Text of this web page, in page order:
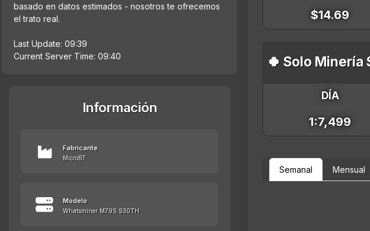
basado en datos estimados - nosotros te ofrecemos
el trato real.
Last Update: 09:39
Current Server Time: 09:40
Información
Fabricante
MicroBT
Modelo
Whatsminer M79S 930TH
$14.69
🍀 Solo
DÍA
1:7,499
Semanal Mensual